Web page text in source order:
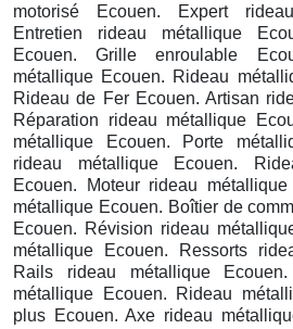
motorisé Ecouen. Expert
Entretien rideau métallique
Ecouen. Grille enroulable
métallique Ecouen. Rideau
Rideau de Fer Ecouen. Artisan
Réparation rideau métallique
métallique Ecouen. Porte
rideau métallique Ecouen.
Ecouen. Moteur rideau
métallique Ecouen. Boîtier de
Ecouen. Révision rideau
métallique Ecouen. Ressorts
Rails rideau métallique
métallique Ecouen. Rideau
plus Ecouen. Axe rideau